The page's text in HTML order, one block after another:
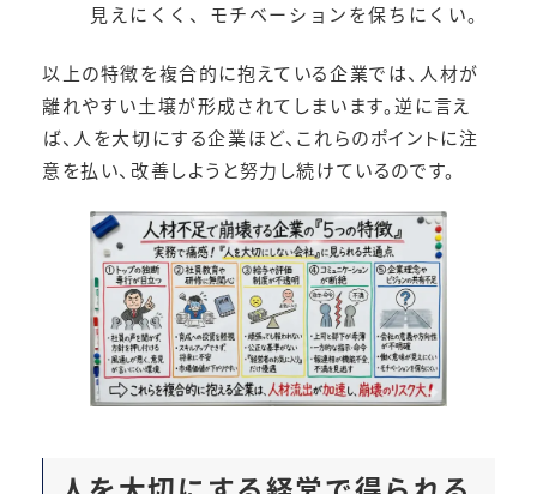
見えにくく、モチベーションを保ちにくい。
以上の特徴を複合的に抱えている企業では、人材が
離れやすい土壌が形成されてしまいます。逆に言え
ば、人を大切にする企業ほど、これらのポイントに注
意を払い、改善しようと努力し続けているのです。